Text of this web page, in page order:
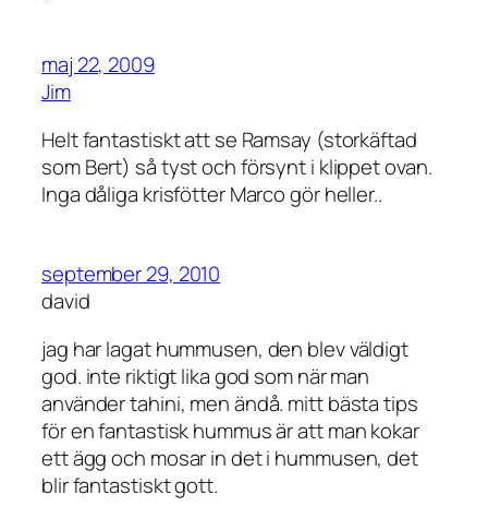
maj 22, 2009
Jim
Helt fantastiskt att se Ramsay (storkäftad
som Bert) så tyst och försynt i klippet ovan.
Inga dåliga krisfötter Marco gör heller..
september 29, 2010
david
jag har lagat hummusen, den blev väldigt
god. inte riktigt lika god som när man
använder tahini, men ändå. mitt bästa tips
för en fantastisk hummus är att man kokar
ett ägg och mosar in det i hummusen, det
blir fantastiskt gott.